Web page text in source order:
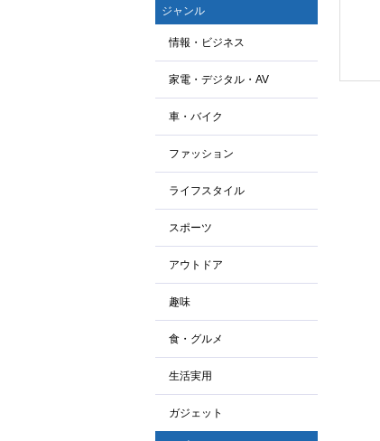
ジャンル
情報・ビジネス
家電・デジタル・AV
車・バイク
ファッション
ライフスタイル
スポーツ
アウトドア
趣味
食・グルメ
生活実用
ガジェット